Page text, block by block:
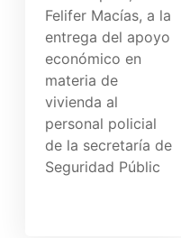
Felifer Macías, a la
entrega del apoyo
económico en
materia de
vivienda al
personal policial
de la secretaría de
Seguridad Públic